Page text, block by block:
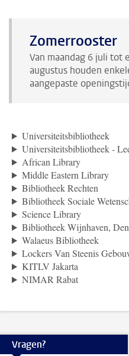
Zomerrooster
Van maandag 6 juli tot
augustus houden
aangepaste
Universiteitsbibliotheek
Universiteitsbibliotheek -
African Library
Middle Eastern Library
Bibliotheek Rechten
Bibliotheek Sociale
Science Library
Bibliotheek Wijnhaven,
Walaeus Bibliotheek
Lockers Van Steenis
KITLV Jakarta
NIMAR Rabat
Vragen?